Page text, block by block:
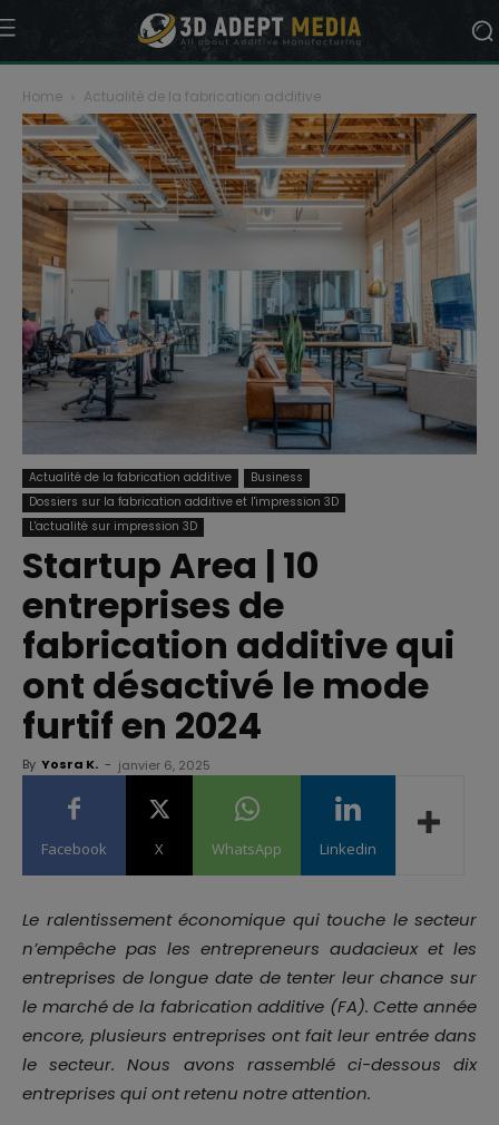
Home Actualité de la fabrication additive
Actualité de la fabrication additive
Business
Dossiers sur la fabrication additive et l'impression 3D
L'actualité sur impression 3D
Startup Area | 10
entreprises de
fabrication additive qui
ont désactivé le mode
furtif en 2024
By Yosra K. - janvier 6, 2025
Facebook X WhatsApp Linkedin
Le ralentissement économique qui touche le secteur
n’empêche pas les entrepreneurs audacieux et les
entreprises de longue date de tenter leur chance sur
le marché de la fabrication additive (FA). Cette année
encore, plusieurs entreprises ont fait leur entrée dans
le secteur. Nous avons rassemblé ci-dessous dix
entreprises qui ont retenu notre attention.